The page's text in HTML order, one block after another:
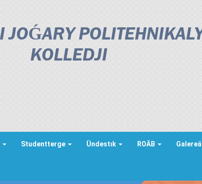
JOǴARY
KOLLEDJІ
Studentterge Ündestık ROÄB Galereä